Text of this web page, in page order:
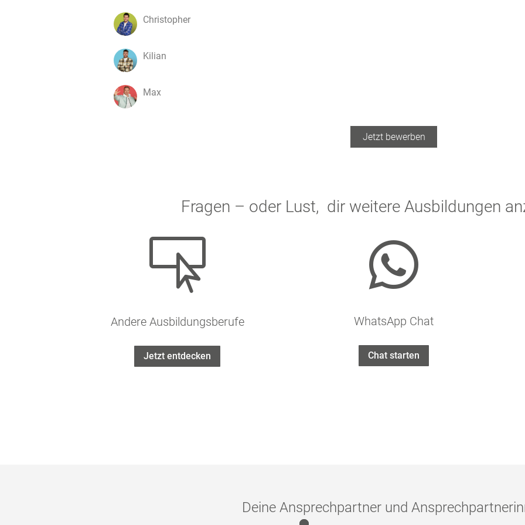
Christopher
Kilian
Max
Jetzt bewerben
Fragen – oder Lust, dir weitere Ausbildungen

Andere Ausbildungsberufe
Jetzt entdecken

WhatsApp Chat
Chat starten
Deine Ansprechpartner und